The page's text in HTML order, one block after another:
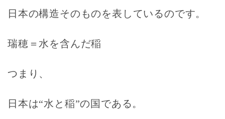
日本の構造そのものを表しているのです。
瑞穂＝水を含んだ稲
つまり、
日本は“水と稲”の国である。